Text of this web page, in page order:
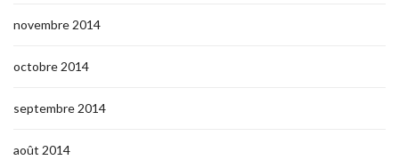
novembre 2014
octobre 2014
septembre 2014
août 2014